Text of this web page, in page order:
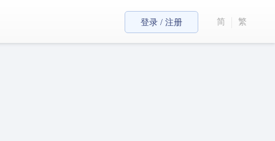
登录 / 注册 简 繁